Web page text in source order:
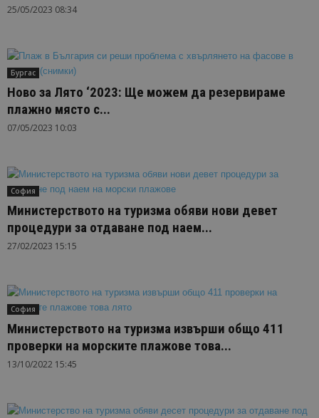
25/05/2023 08:34
Бургас
Ново за Лято ‘2023: Ще можем да резервираме
плажно място с...
07/05/2023 10:03
София
Министерството на туризма обяви нови девет
процедури за отдаване под наем...
27/02/2023 15:15
София
Министерството на туризма извърши общо 411
проверки на морските плажове това...
13/10/2022 15:45